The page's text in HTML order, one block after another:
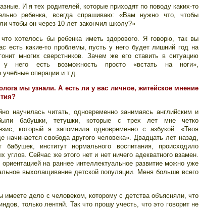
И я тех родителей, которые приходят по поводу каких-то
ребенка, всегда спрашиваю: «Вам нужно что, чтобы
чтобы он через 10 лет закончил школу?»
хотелось бы ребенка иметь здорового. Я говорю, так вы
есть какие-то проблемы, пусть у него будет лишний год на
многих сверстников. Зачем же его ставить в ситуацию
него есть возможность просто «встать на ноги»,
учебные операции и т.д.
мы узнали. А есть ли у вас личное, житейское мнение
научилась читать, одновременно занимаясь английским и
бабушки, тетушки, которые с трех лет мне четко
который я запомнила одновременно с азбукой: «Твоя
начинается свобода другого человека». Двадцать лет назад,
институт нормального воспитания, происходило
углов. Сейчас же этого нет и нет ничего адекватного взамен.
на раннее интеллектуальное развитие можно уже
выхолащивание детской популяции. Меня больше всего
имеете дело с человеком, которому с детства объясняли, что
только лентяй. Так что прошу учесть, что это говорит не